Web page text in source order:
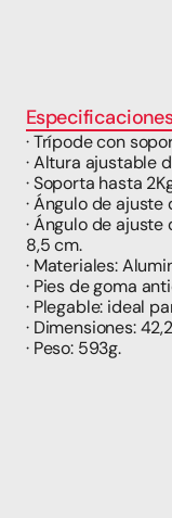
Especificaciones
· Trípode con
· Altura ajustable
· Soporta hasta
· Ángulo de ajuste
· Ángulo de
8,5 cm.
· Materiales:
· Pies de goma
· Plegable: ideal
· Dimensiones:
· Peso: 593g.